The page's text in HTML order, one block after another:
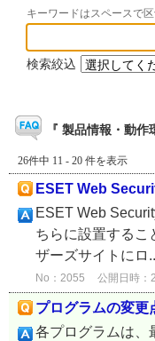
キーワードはスペースで
検索絞込
『 製品情報・動
26件中 11 - 20 件を表示
ESET Web
ESET Web
ちらに設置するこ
ザーズサイトにロ
No：2055 公開日時：
プログラムの変更
各プログラムは、